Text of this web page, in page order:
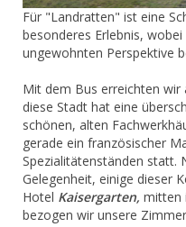
Für "Landratten" ist eine
besonderes Erlebnis,
ungewohnten Perspektive
Mit dem Bus erreichten
diese Stadt hat eine
schönen, alten
gerade ein französischer
Spezialitätenständen statt.
Gelegenheit, einige dieser
Hotel Kaisergarten, mitten
bezogen wir unsere